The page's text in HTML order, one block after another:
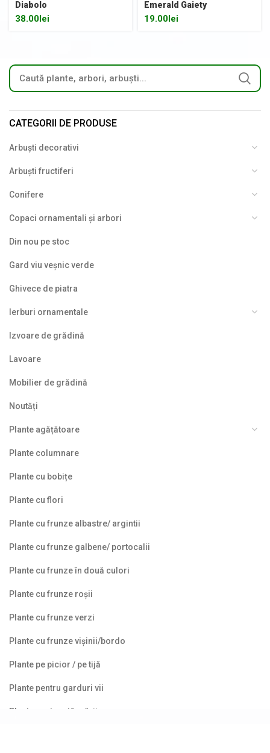
Diabolo
38.00lei
Emerald Gaiety
19.00lei
CATEGORII DE PRODUSE
Arbuști decorativi
Arbuști fructiferi
Conifere
Copaci ornamentali și arbori
Din nou pe stoc
Gard viu veșnic verde
Ghivece de piatra
Ierburi ornamentale
Izvoare de grădină
Lavoare
Mobilier de grădină
Noutăți
Plante agățătoare
Plante columnare
Plante cu bobițe
Plante cu flori
Plante cu frunze albastre/ argintii
Plante cu frunze galbene/ portocalii
Plante cu frunze în două culori
Plante cu frunze roșii
Plante cu frunze verzi
Plante cu frunze vișinii/bordo
Plante pe picior / pe tijă
Plante pentru garduri vii
Plante pentru stâncării